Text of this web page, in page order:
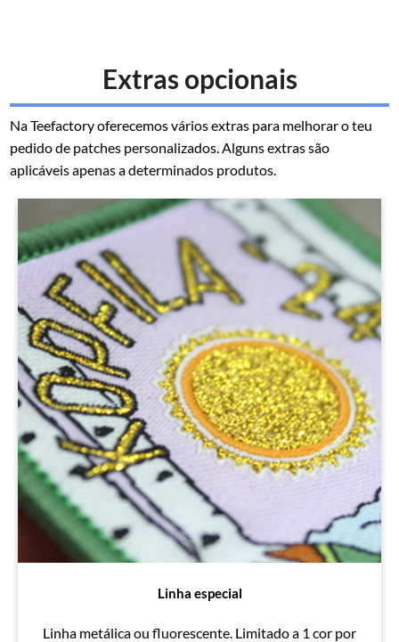
Extras opcionais
Na Teefactory oferecemos vários extras para melhorar o teu
pedido de patches personalizados. Alguns extras são
aplicáveis apenas a determinados produtos.
Linha especial
Linha metálica ou fluorescente. Limitado a 1 cor por